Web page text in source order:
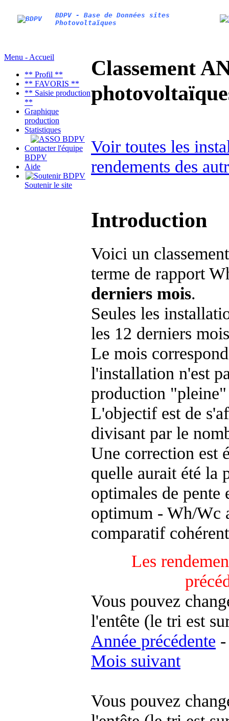
BDPV - Base de Données sites
Photovoltaïques
Menu - Accueil
** Profil **
** FAVORIS **
** Saisie production
**
Graphique
production
Statistiques
Contacter l'équipe
BDPV
Aide
Soutenir le site
Classement
Voir toutes les
rendements des
Introduction
Voici un
terme de rapport
derniers mois.
Seules les
les 12 derniers
Le mois
l'installation n'est
production "pleine"
L'objectif est de
divisant par le
Une correction est
quelle aurait été la
optimales de
optimum - Wh/Wc
comparatif
Les
Vous pouvez
l'entête (le tri est
Année précédente -
Mois suivant
Vous pouvez